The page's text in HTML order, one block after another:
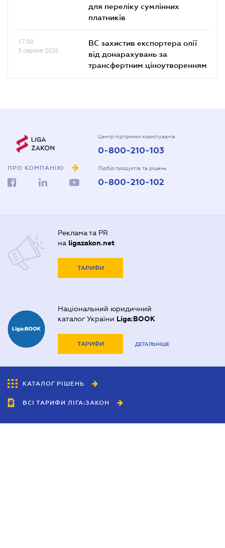
для переліку сумлінних
платників
17.00
5 серпня 2026
ВС захистив експортера олії
від донарахувань за
трансфертним ціноутворенням
ПРО КОМПАНІЮ
Центр підтримки користувачів
0-800-210-103
Підбір продуктів та рішень
0-800-210-102
Реклама та PR
на ligazakon.net
ТАРИФИ
Національний юридичний
каталог України Liga:BOOK
ТАРИФИ ДЕТАЛЬНІШЕ
КАТАЛОГ РІШЕНЬ
ВСІ ТАРИФИ ЛІГА:ЗАКОН